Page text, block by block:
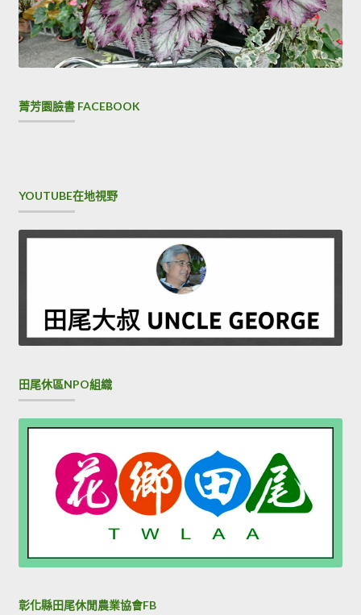
菁芳園臉書 FACEBOOK
YOUTUBE在地視野
田尾休區NPO組織
彰化縣田尾休閒農業協會FB